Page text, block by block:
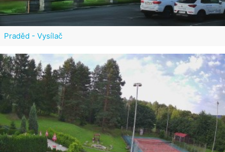
Praděd - Vysílač